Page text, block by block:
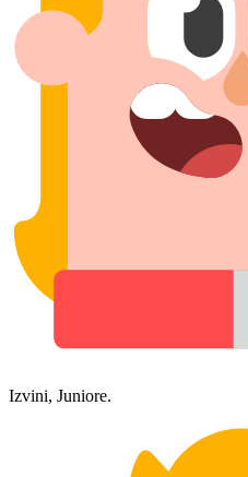
Izvini, Juniore.